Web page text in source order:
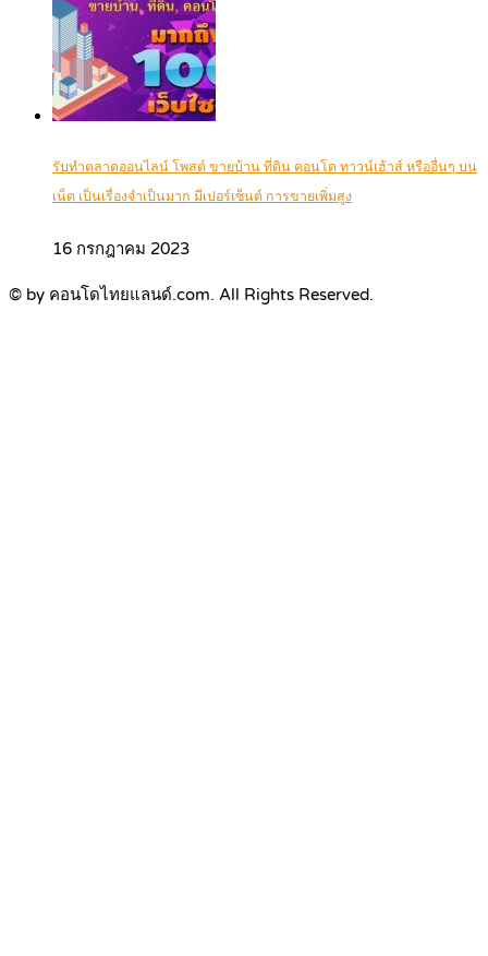
รับทำตลาดออนไลน์ โพสต์ ขายบ้าน ที่ดิน คอนโด ทาวน์เฮ้าส์ หรืออื่นๆ บน
เน็ต เป็นเรื่องจำเป็นมาก มีเปอร์เซ็นต์ การขายเพิ่มสูง
16 กรกฎาคม 2023
© by คอนโดไทยแลนด์.com. All Rights Reserved.